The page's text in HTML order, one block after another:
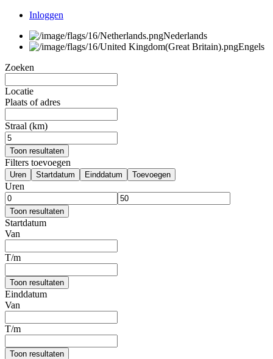
Inloggen
Nederlands
Engels
Zoeken
Locatie
Plaats of adres
Straal (km)
Toon resultaten
Filters toevoegen
Uren Startdatum Einddatum Toevoegen
Uren
Toon resultaten
Startdatum
Van
T/m
Toon resultaten
Einddatum
Van
T/m
Toon resultaten